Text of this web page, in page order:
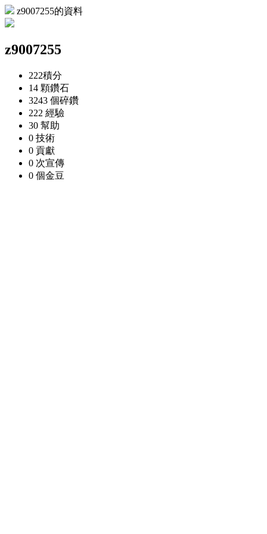
z9007255的資料
z9007255
222積分
14 顆鑽石
3243 個碎鑽
222 經驗
30 幫助
0 技術
0 貢獻
0 次宣傳
0 個金豆